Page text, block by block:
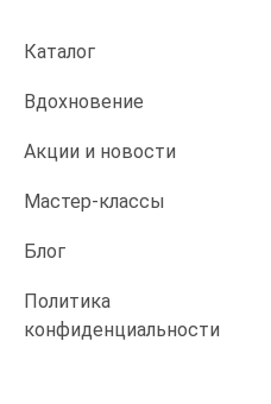
Каталог
Вдохновение
Акции и новости
Мастер-классы
Блог
Политика
конфиденциальности